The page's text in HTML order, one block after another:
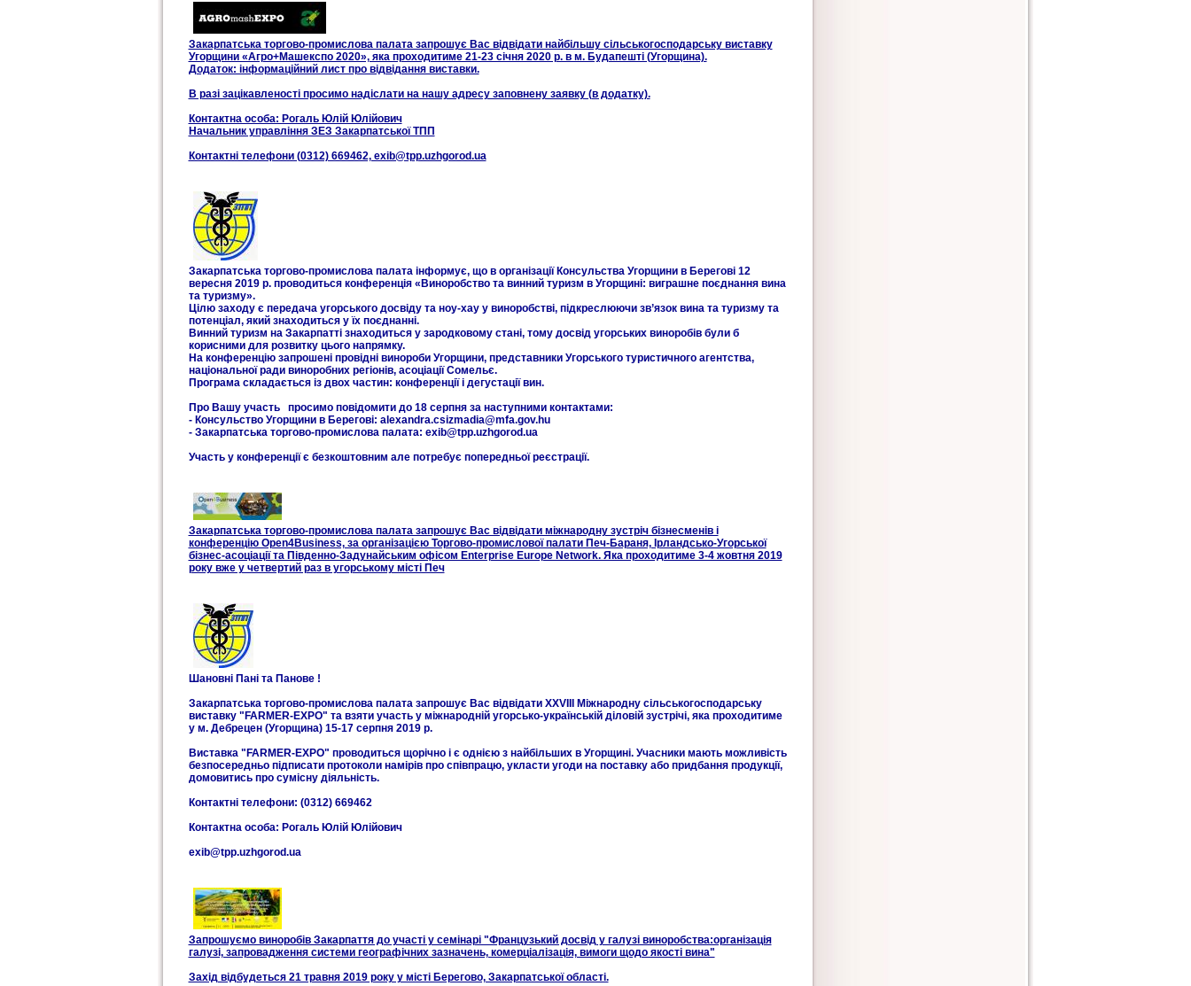
Закарпатська торгово-промислова палата запрошує Вас відвідати найбільшу сільськогосподарську виставку
Угорщини «Агро+Машекспо 2020», яка проходитиме 21-23 січня 2020 р. в м. Будапешті (Угорщина).
Додаток: інформаційний лист про відвідання виставки.
В разі зацікавленості просимо надіслати на нашу адресу заповнену заявку (в додатку).
Контактна особа: Рогаль Юлій Юлійович
Начальник управління ЗЕЗ Закарпатської ТПП
Контактні телефони (0312) 669462, exib@tpp.uzhgorod.ua
Закарпатська торгово-промислова палата інформує, що в організації Консульства Угорщини в Берегові 12
вересня 2019 р. проводиться конференція «Виноробство та винний туризм в Угорщині: виграшне поєднання вина
та туризму».
Цілю заходу є передача угорського досвіду та ноу-хау у виноробстві, підкреслюючи зв’язок вина та туризму та
потенціал, який знаходиться у їх поєднанні.
Винний туризм на Закарпатті знаходиться у зародковому стані, тому досвід угорських виноробів були б
корисними для розвитку цього напрямку.
На конференцію запрошені провідні винороби Угорщини, представники Угорського туристичного агентства,
національної ради виноробних регіонів, асоціації Сомельє.
Програма складається із двох частин: конференції і дегустації вин.
Про Вашу участь просимо повідомити до 18 серпня за наступними контактами:
- Консульство Угорщини в Берегові: alexandra.csizmadia@mfa.gov.hu
- Закарпатська торгово-промислова палата: exib@tpp.uzhgorod.ua
Участь у конференції є безкоштовним але потребує попередньої реєстрації.
Закарпатська торгово-промислова палата запрошує Вас відвідати міжнародну зустріч бізнесменів і
конференцію Open4Business, за організацією Торгово-промислової палати Печ-Бараня, Ірландсько-Угорської
бізнес-асоціації та Південно-Задунайським офісом Enterprise Europe Network. Яка проходитиме 3-4 жовтня 2019
року вже у четвертий раз в угорському місті Печ
Шановні Пані та Панове !
Закарпатська торгово-промислова палата запрошує Вас відвідати ХXVIIІ Міжнародну сільськогосподарську
виставку "FARMER-EXPO" та взяти участь у міжнародній угорсько-українській діловій зустрічі, яка проходитиме
у м. Дебрецен (Угорщина) 15-17 серпня 2019 р.
Виставка "FARMER-EXPO" проводиться щорічно і є однією з найбільших в Угорщині. Учасники мають можливість
безпосередньо підписати протоколи намірів про співпрацю, укласти угоди на поставку або придбання продукції,
домовитись про сумісну діяльність.
Контактні телефони: (0312) 669462
Контактна особа: Рогаль Юлій Юлійович
exib@tpp.uzhgorod.ua
Запрошуємо виноробів Закарпаття до участі у семінарі "Французький досвід у галузі виноробства:організація
галузі, запровадження системи географічних зазначень, комерціалізація, вимоги щодо якості вина"
Захід відбудеться 21 травня 2019 року у місті Берегово, Закарпатської області.